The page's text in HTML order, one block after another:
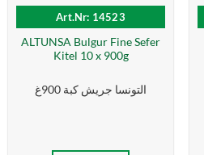
Art.Nr: 14523
ALTUNSA Bulgur Fine Sefer
Kitel 10 x 900g
التونسا جريش كبة 900غ